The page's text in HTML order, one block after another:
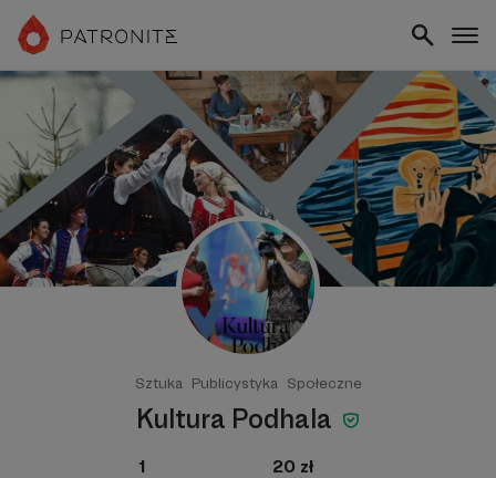
Sztuka Publicystyka Społeczne
Kultura Podhala
1
20 zł